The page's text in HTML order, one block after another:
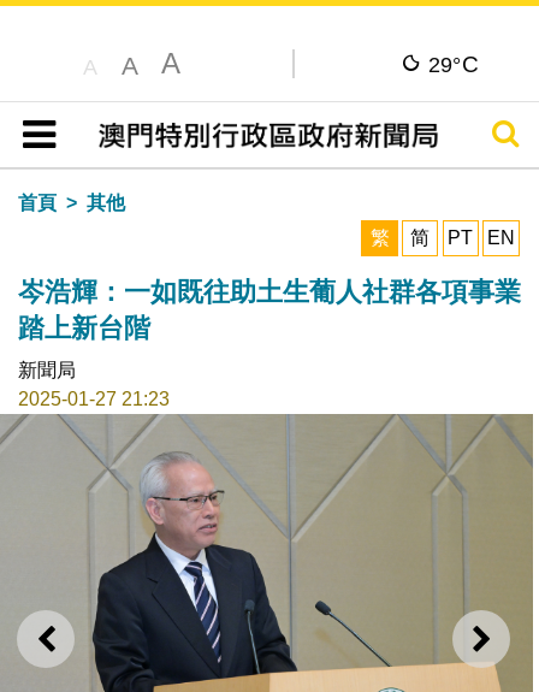
A A A 29°C
目錄
搜尋
首頁
其他
繁
简 PT EN
岑浩輝：一如既往助土生葡人社群各項事業
踏上新台階
新聞局
2025-01-27 21:23
上一則 下一